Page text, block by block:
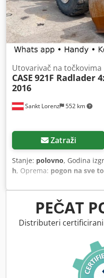
Sankt Lorenz 552 km
Utovarivač na točkovima
CASE 921F Radlader
2016
Zatraži
Stanje: polovno, Godina
h, Oprema: pogon na sve
PEČAT
Distributeri